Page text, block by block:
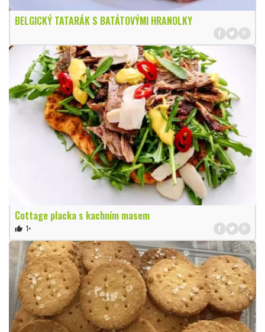
BELGICKÝ TATARÁK S BATÁTOVÝMI HRANOLKY
Cottage placka s kachním masem
thumb_up 1×